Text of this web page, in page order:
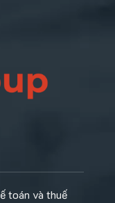
toán và thuế